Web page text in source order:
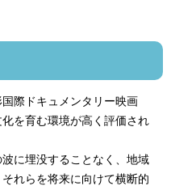
際ドキュメンタリー映画
を育む環境が高く評価され
に埋没することなく、地域
れらを将来に向けて横断的